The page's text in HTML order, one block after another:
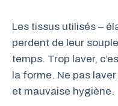
Les tissus utilisés –
perdent de leur
temps. Trop laver,
la forme. Ne pas
et mauvaise hygiène.